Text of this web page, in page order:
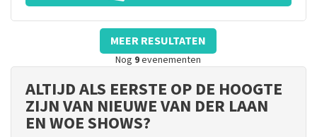
MEER RESULTATEN
Nog 9evenementen
ALTIJD ALS EERSTE OP DE HOOGTE
ZIJN VAN NIEUWE VAN DER LAAN
EN WOE SHOWS?